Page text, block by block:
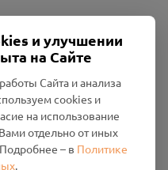
«Смоленский
и улучшении
на Сайте
Сайта и анализа
cookies и
на использование
отдельно от иных
– в Политике
.